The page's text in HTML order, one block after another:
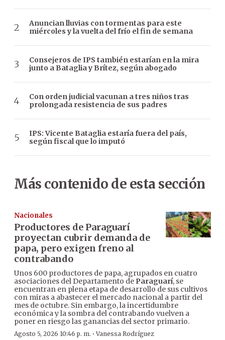
Anuncian lluvias con tormentas para este
miércoles y la vuelta del frío el fin de semana
Consejeros de IPS también estarían en la mira
junto a Bataglia y Brítez, según abogado
Con orden judicial vacunan a tres niños tras
prolongada resistencia de sus padres
IPS: Vicente Bataglia estaría fuera del país,
según fiscal que lo imputó
Más contenido de esta sección
Nacionales
Productores de Paraguarí
proyectan cubrir demanda de
papa, pero exigen freno al
contrabando
Unos 600 productores de papa, agrupados en cuatro
asociaciones del Departamento de Paraguarí, se
encuentran en plena etapa de desarrollo de sus cultivos
con miras a abastecer el mercado nacional a partir del
mes de octubre. Sin embargo, la incertidumbre
económica y la sombra del contrabando vuelven a
poner en riesgo las ganancias del sector primario.
Agosto 5, 2026 10:46 p. m. ·Vanessa Rodríguez